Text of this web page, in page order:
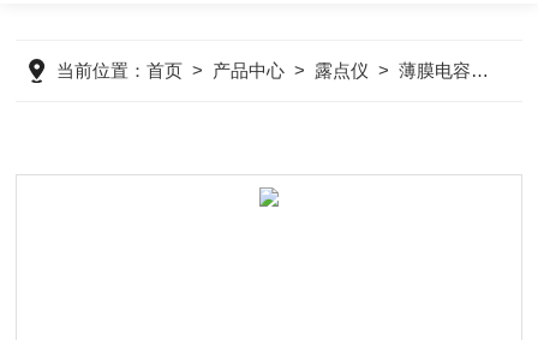
当前位置：首页 > 产品中心 > 露点仪 >薄膜电容露点仪